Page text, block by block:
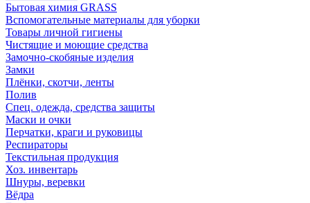
Бытовая химия GRASS
Вспомогательные материалы для уборки
Товары личной гигиены
Чистящие и моющие средства
Замочно-скобяные изделия
Замки
Плёнки, скотчи, ленты
Полив
Спец. одежда, средства защиты
Маски и очки
Перчатки, краги и руковицы
Респираторы
Текстильная продукция
Хоз. инвентарь
Шнуры, веревки
Вёдра